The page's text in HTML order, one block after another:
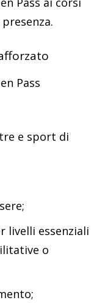
Pass
e sport di
livelli essenziali
o